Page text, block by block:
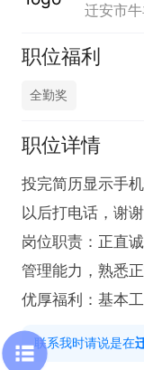
迁安市
职位福利
全勤奖
职位详情
投完简历显示手
以后打电话，谢
岗位职责：正直
管理能力，熟悉
优厚福利：基本
联系我时请说是在